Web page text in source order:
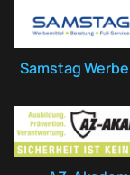
Samstag